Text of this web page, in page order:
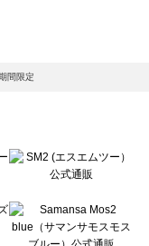
モス）のトップス一覧
プス一覧
間限定